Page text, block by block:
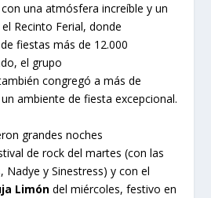
con una atmósfera increíble y un
Recinto Ferial, donde
fiestas más de 12.000
el grupo
congregó a más de
ambiente de fiesta excepcional.
grandes noches
de rock del martes (con las
Nadye y Sinestress) y con el
Limón del miércoles, festivo en